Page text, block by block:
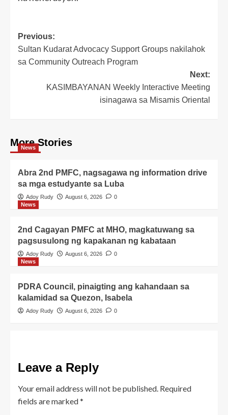
Post
navigation
Previous:
Sultan Kudarat Advocacy Support Groups nakilahok
sa Community Outreach Program
Next:
KASIMBAYANAN Weekly Interactive Meeting
isinagawa sa Misamis Oriental
More Stories
News
Abra 2nd PMFC, nagsagawa ng information drive
sa mga estudyante sa Luba
Adoy Rudy August 6, 2026
0
News
2nd Cagayan PMFC at MHO, magkatuwang sa
pagsusulong ng kapakanan ng kabataan
Adoy Rudy August 6, 2026
0
News
PDRA Council, pinaigting ang kahandaan sa
kalamidad sa Quezon, Isabela
Adoy Rudy August 6, 2026 0
Leave a Reply
Your email address will not be published. Required
fields are marked*